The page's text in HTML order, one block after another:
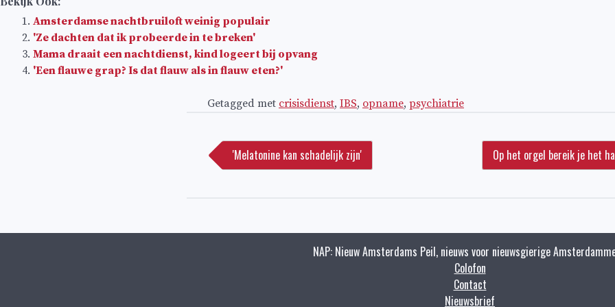
Amsterdamse nachtbruiloft weinig populair
'Ze dachten dat ik probeerde in te breken'
Mama draait een nachtdienst, kind logeert bij opvang
'Een flauwe grap? Is dat flauw als in flauw eten?'
Getagged met crisisdienst, IBS, opname, psychiatrie
navigatie
'Melatonine kan schadelijk zijn' Op het orgel bereik je het
NAP: Nieuw Amsterdams Peil, nieuws voor nieuwsgierige
Colofon
Contact
Nieuwsbrief